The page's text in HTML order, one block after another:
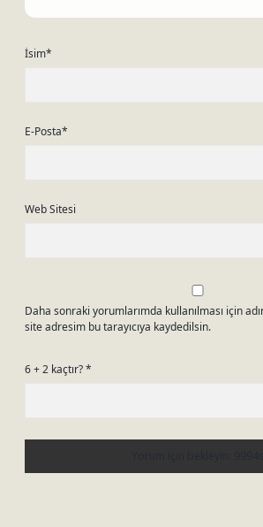
İsim*
E-Posta*
Web Sitesi
Daha sonraki yorumlarımda kullanılması için
site adresim bu tarayıcıya kaydedilsin.
6 + 2 kaçtır?*